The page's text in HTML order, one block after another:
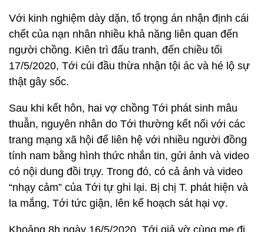
Với kinh nghiệm dày dặn, tổ trọng án nhận định cái
chết của nạn nhân nhiều khả năng liên quan đến
người chồng. Kiên trì đấu tranh, đến chiều tối
17/5/2020, Tới cúi đầu thừa nhận tội ác và hé lộ sự
thật gây sốc.
Sau khi kết hôn, hai vợ chồng Tới phát sinh mâu
thuẫn, nguyên nhân do Tới thường kết nối với các
trang mạng xã hội để liên hệ với nhiều người đồng
tính nam bằng hình thức nhắn tin, gửi ảnh và video
có nội dung đồi trụy. Trong đó, có cả ảnh và video
“nhạy cảm” của Tới tự ghi lại. Bị chị T. phát hiện và
la mắng, Tới tức giận, lên kế hoạch sát hại vợ.
Khoảng 8h ngày 16/5/2020, Tới giả vờ cùng mẹ đi